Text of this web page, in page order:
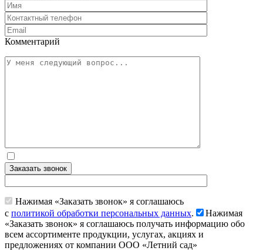
Комментарий
Заказать звонок
Нажимая «Заказать звонок» я соглашаюсь
с политикой обработки персональных данных.
Нажимая
«Заказать звонок» я соглашаюсь получать информацию обо
всем ассортименте продукции, услугах, акциях и
предложениях от компании ООО «Летний сад»